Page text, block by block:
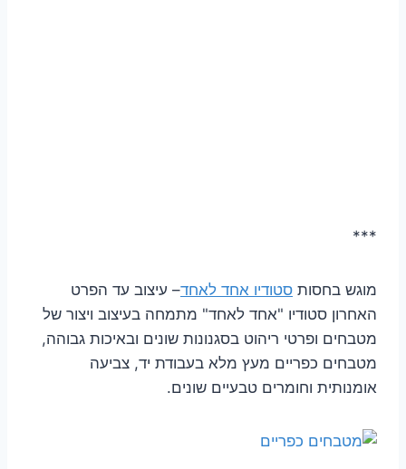
***
מוגש בחסות סטודיו אחד לאחד– עיצוב עד הפרט
האחרון סטודיו "אחד לאחד" מתמחה בעיצוב ויצור של
מטבחים ופרטי ריהוט בסגנונות שונים ובאיכות גבוהה,
מטבחים כפריים מעץ מלא בעבודת יד, צביעה
אומנותית וחומרים טבעיים שונים.